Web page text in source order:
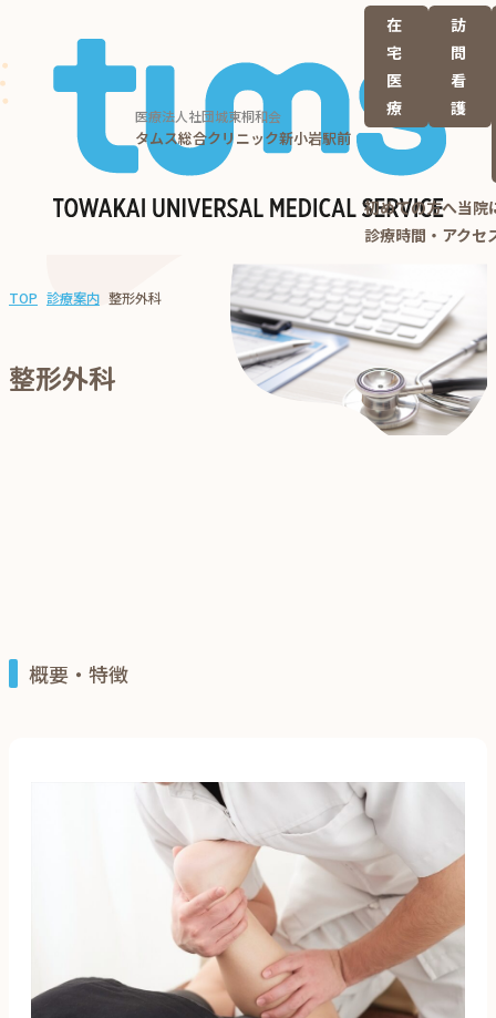
医療法人社団城東桐和会
タムス総合クリニック新小岩駅前
在
宅
医
療
訪
問
看
護
初めての方へ当院
診療時間・アクセ
TOP 診療案内 整形外科
整形外科
概要・特徴